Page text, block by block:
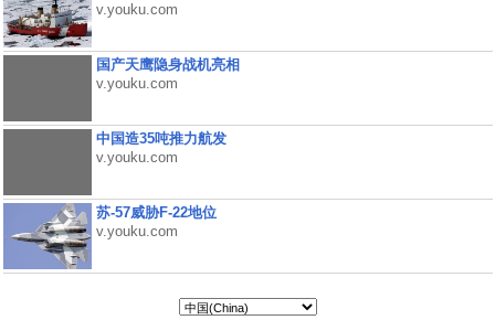
v.youku.com
国产天鹰隐身战机亮相
v.youku.com
中国造35吨推力航发
v.youku.com
苏-57威胁F-22地位
v.youku.com